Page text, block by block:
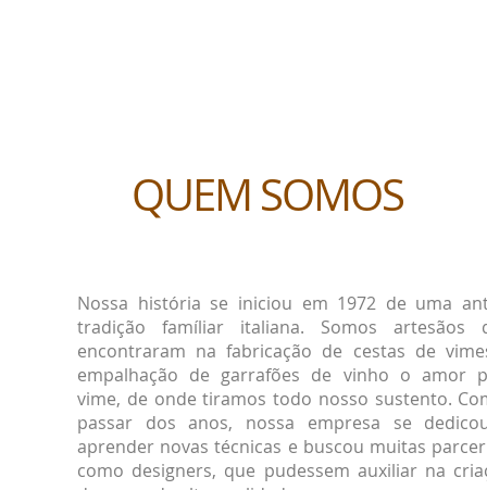
QUEM SOMOS
Nossa história se iniciou em 1972 de uma
tradição famíliar italiana. Somos artesãos
encontraram na fabricação de cestas de
empalhação de garrafões de vinho o amor
vime, de onde tiramos todo nosso sustento.
passar dos anos, nossa empresa se
aprender novas técnicas e buscou muitas
como designers, que pudessem auxiliar na